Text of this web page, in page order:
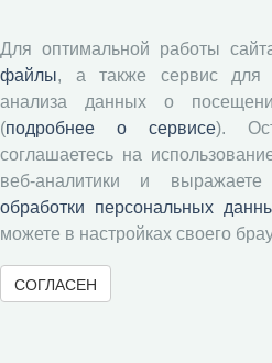
Экономические и
Проблемы развития
Вопросы территориального
Социальное пространство
Юный экономист
АгроЗооТехника
Для оптимальной работы
файлы, а также сервис для
анализа данных о
(подробнее о сервисе).
соглашаетесь на
веб-аналитики и
обработки персональных
можете в настройках своего
СОГЛАСЕН